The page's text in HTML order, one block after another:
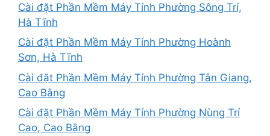
Cài đặt Phần Mềm Máy Tính Phường Sông Trí,
Hà Tĩnh
Cài đặt Phần Mềm Máy Tính Phường Hoành
Sơn, Hà Tĩnh
Cài đặt Phần Mềm Máy Tính Phường Tân Giang,
Cao Bằng
Cài đặt Phần Mềm Máy Tính Phường Nùng Trí
Cao, Cao Bằng